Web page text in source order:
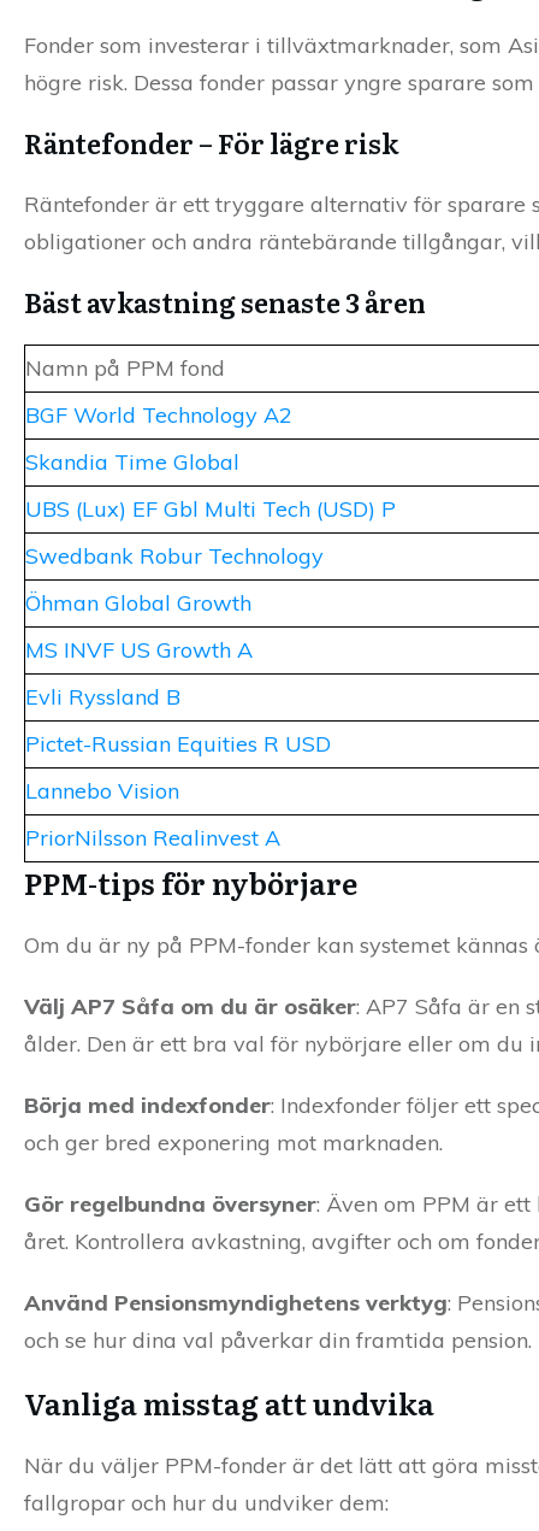
Fonder som investerar i tillväxtmarknader, som
högre risk. Dessa fonder passar yngre sparare
Räntefonder – För lägre risk
Räntefonder är ett tryggare alternativ för sparare
obligationer och andra räntebärande tillgångar,
Bäst avkastning senaste 3 åren
Namn på PPM fond
BGF World Technology A2
Skandia Time Global
UBS (Lux) EF Gbl Multi Tech (USD) P
Swedbank Robur Technology
Öhman Global Growth
MS INVF US Growth A
Evli Ryssland B
Pictet-Russian Equities R USD
Lannebo Vision
PriorNilsson Realinvest A
PPM-tips för nybörjare
Om du är ny på PPM-fonder kan systemet
Välj AP7 Såfa om du är osäker: AP7 Såfa är en
ålder. Den är ett bra val för nybörjare eller om
Börja med indexfonder: Indexfonder följer ett
och ger bred exponering mot marknaden.
Gör regelbundna översyner: Även om PPM är
året. Kontrollera avkastning, avgifter och om
Använd Pensionsmyndighetens verktyg:
och se hur dina val påverkar din framtida
Vanliga misstag att undvika
När du väljer PPM-fonder är det lätt att göra
fallgropar och hur du undviker dem: